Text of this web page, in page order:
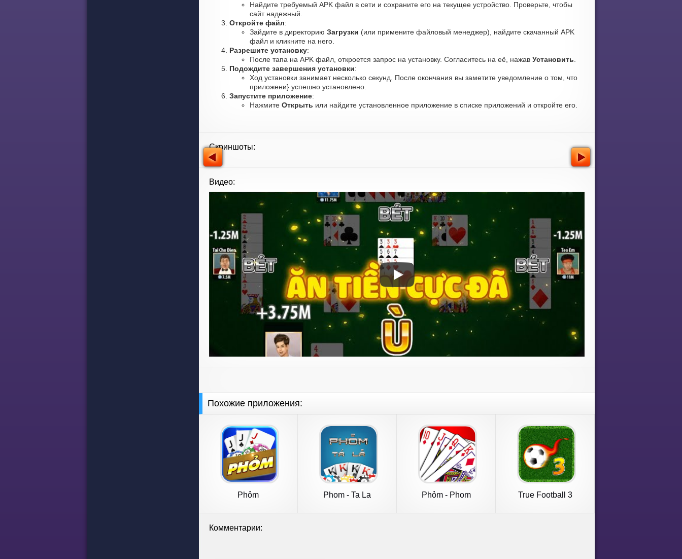
Найдите требуемый APK файл в сети и сохраните его на текущее устройство. Проверьте, чтобы
сайт надежный.
Откройте файл:
Зайдите в директорию Загрузки (или примените файловый менеджер), найдите скачанный APK
файл и кликните на него.
Разрешите установку:
После тапа на APK файл, откроется запрос на установку. Согласитесь на её, нажав Установить
Подождите завершения установки:
Ход установки занимает несколько секунд. После окончания вы заметите уведомление о том, что
приложени} успешно установлено.
Запустите приложение:
Нажмите Открыть или найдите установленное приложение в списке приложений и откройте его.
Скриншоты:
Видео:
Похожие приложения:
Phỏm Phom - Ta La Phỏm - Phom True Football 3
Комментарии: